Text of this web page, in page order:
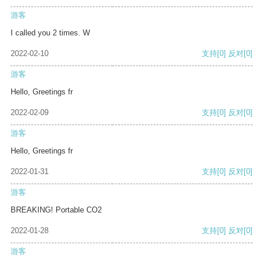
游客
I called you 2 times. W
2022-02-10 支持[0] 反对[0]
游客
Hello, Greetings fr
2022-02-09 支持[0] 反对[0]
游客
Hello, Greetings fr
2022-01-31 支持[0] 反对[0]
游客
BREAKING! Portable CO2
2022-01-28 支持[0] 反对[0]
游客